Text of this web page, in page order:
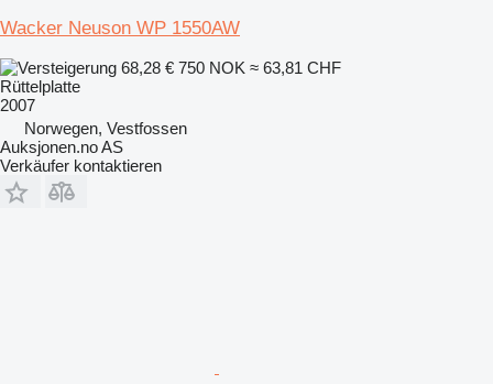
Wacker Neuson WP 1550AW
68,28 € 750 NOK ≈ 63,81 CHF
Rüttelplatte
2007
Norwegen, Vestfossen
Auksjonen.no AS
Verkäufer kontaktieren